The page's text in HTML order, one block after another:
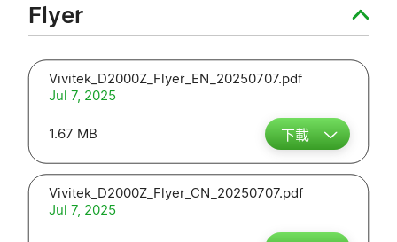
Flyer
Vivitek_D2000Z_Flyer_EN_20250707.pdf
Jul 7, 2025
1.67 MB 下載
Vivitek_D2000Z_Flyer_CN_20250707.pdf
Jul 7, 2025